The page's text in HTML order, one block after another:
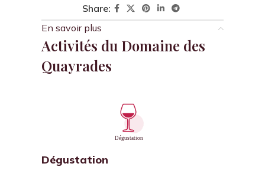
Share:
En savoir plus
Activités du Domaine des
Quayrades
Dégustation